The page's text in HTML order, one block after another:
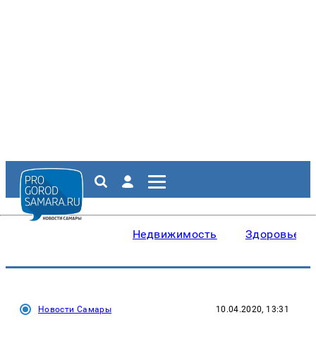
Недвижимость Здоровье
Новости Самары 10.04.2020, 13:31